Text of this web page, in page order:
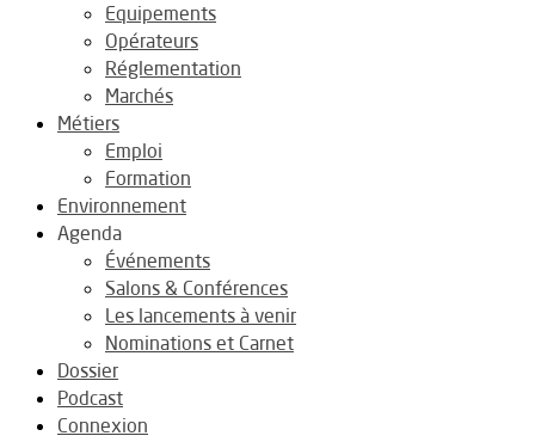
Equipements
Opérateurs
Réglementation
Marchés
Métiers
Emploi
Formation
Environnement
Agenda
Événements
Salons & Conférences
Les lancements à venir
Nominations et Carnet
Dossier
Podcast
Connexion